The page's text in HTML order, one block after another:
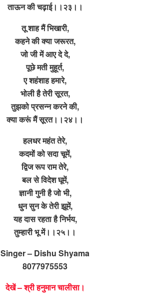
ताऊन की चढ़ाई।।२३।।
तू शाह मैं भिखारी,
कहने की क्या जरूरत,
जो जी में आए दे दे,
पूछे मती मुहूर्त,
ए शहंशाह हमारे,
भोली है तेरी सूरत,
तुझको प्रसन्न करने की,
क्या करूं मैं सूरत।।२४।।
हलधर महंत तेरे,
कदमों को सदा चूमें,
द्विज रूप राम तेरे,
बल से विदेश घूमें,
ज्ञानी गुनी है जो भी,
धुन सुन के तेरी झूमें,
यह दास रहता है निर्भय,
तुम्हारी भू में।।२५।।
Singer – Dishu Shyama
8077975553
देखें – श्री हनुमान चालीसा।